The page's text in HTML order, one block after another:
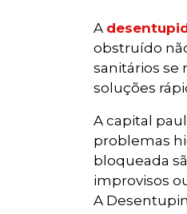
A
obstruído
sanitários se
soluções
A capital
problemas
bloqueada
improvisos
A